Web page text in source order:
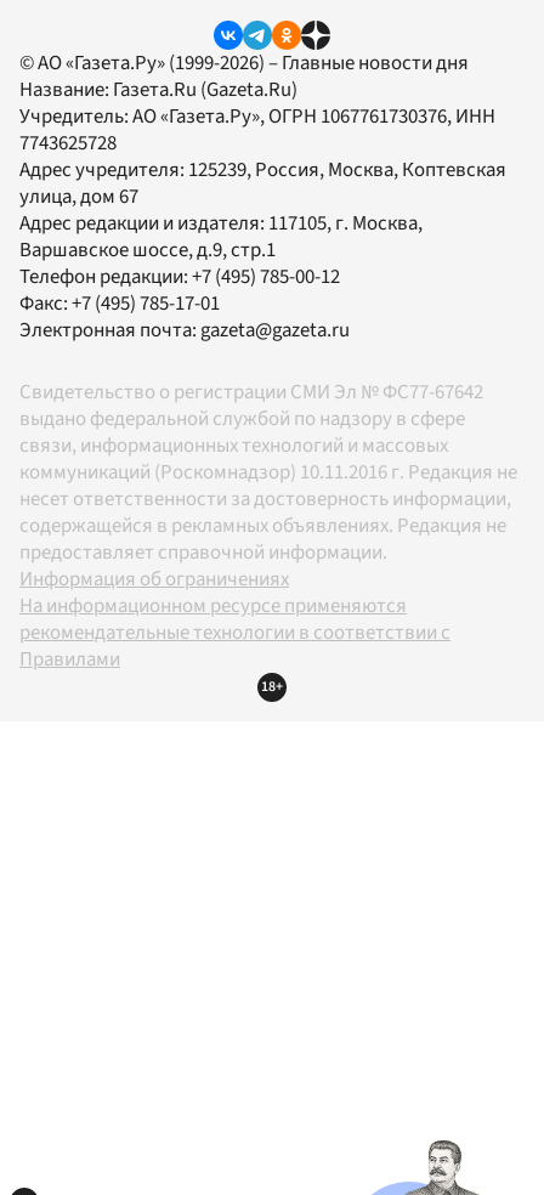
© АО «Газета.Ру» (1999-2026) – Главные новости дня
Название: Газета.Ru (Gazeta.Ru)
Учредитель:АО «Газета.Ру», ОГРН 1067761730376, ИНН
7743625728
Адрес учредителя: 125239, Россия, Москва, Коптевская
улица, дом 67
Адрес редакции и издателя: 117105, г. Москва,
Варшавское шоссе, д.9, стр.1
Телефон редакции:+7 (495) 785-00-12
Факс:+7 (495) 785-17-01
Электронная почта:gazeta@gazeta.ru
Свидетельство о регистрации СМИ Эл № ФС77-67642
выдано федеральной службой по надзору в сфере
связи, информационных технологий и массовых
коммуникаций (Роскомнадзор) 10.11.2016 г. Редакция не
несет ответственности за достоверность информации,
содержащейся в рекламных объявлениях. Редакция не
предоставляет справочной информации.
Информация об ограничениях
На информационном ресурсе применяются
рекомендательные технологии в соответствии с
Правилами
18+